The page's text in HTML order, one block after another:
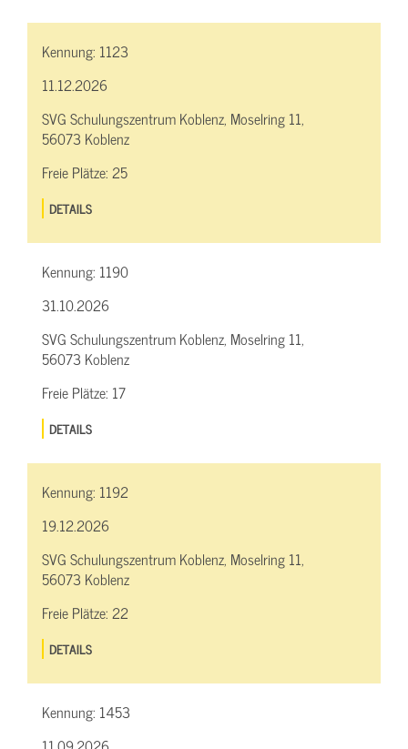
Kennung: 1123
11.12.2026
SVG Schulungszentrum Koblenz, Moselring 11,
56073 Koblenz
Freie Plätze:25
DETAILS
Kennung: 1190
31.10.2026
SVG Schulungszentrum Koblenz, Moselring 11,
56073 Koblenz
Freie Plätze: 17
DETAILS
Kennung: 1192
19.12.2026
SVG Schulungszentrum Koblenz, Moselring 11,
56073 Koblenz
Freie Plätze:22
DETAILS
Kennung: 1453